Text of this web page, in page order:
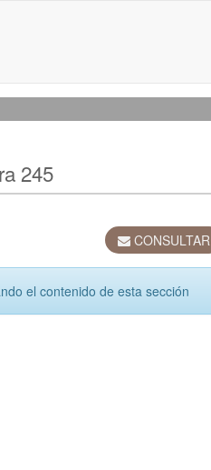
245
CONSULTAR
el contenido de esta sección